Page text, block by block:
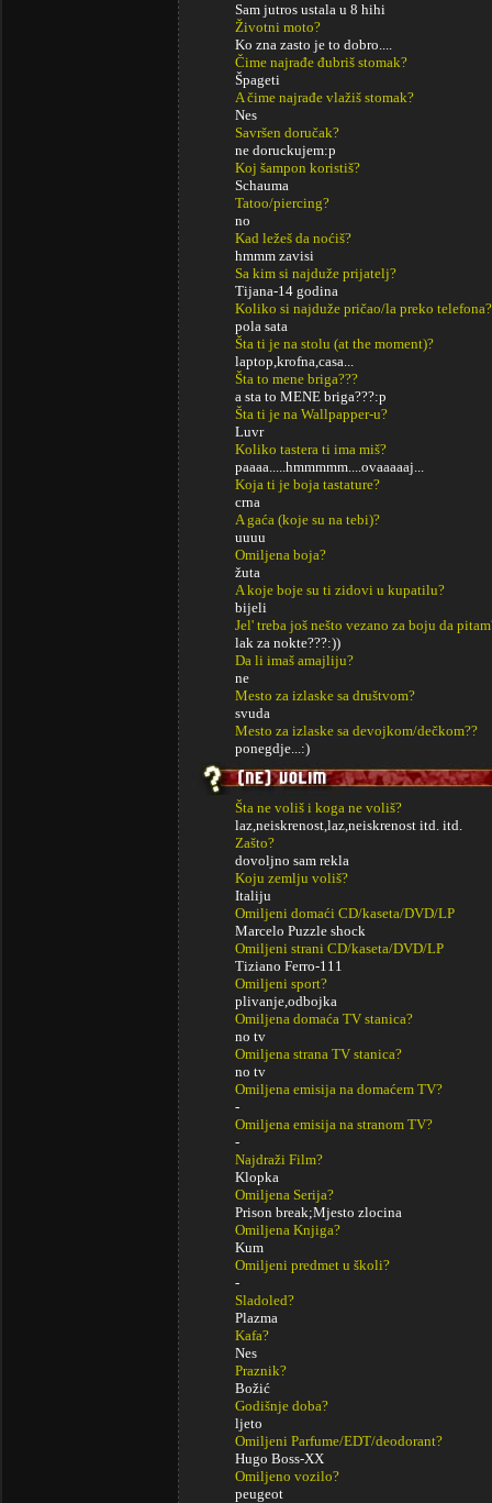
Sam jutros ustala u 8 hihi
Životni moto?
Ko zna zasto je to dobro....
Čime najrađe đubriš stomak?
Špageti
A čime najrađe vlažiš stomak?
Nes
Savršen doručak?
ne doruckujem:p
Koj šampon koristiš?
Schauma
Tatoo/piercing?
no
Kad ležeš da noćiš?
hmmm zavisi
Sa kim si najduže prijatelj?
Tijana-14 godina
Koliko si najduže pričao/la preko telefona?
pola sata
Šta ti je na stolu (at the moment)?
laptop,krofna,casa...
Šta to mene briga???
a sta to MENE briga???:p
Šta ti je na Wallpapper-u?
Luvr
Koliko tastera ti ima miš?
paaaa.....hmmmmm....ovaaaaaj...
Koja ti je boja tastature?
crna
A gaća (koje su na tebi)?
uuuu
Omiljena boja?
žuta
A koje boje su ti zidovi u kupatilu?
bijeli
Jel' treba još nešto vezano za boju da
lak za nokte???:))
Da li imaš amajliju?
ne
Mesto za izlaske sa društvom?
svuda
Mesto za izlaske sa devojkom/dečkom??
ponegdje...:)
Šta ne voliš i koga ne voliš?
laz,neiskrenost,laz,neiskrenost itd. itd.
Zašto?
dovoljno sam rekla
Koju zemlju voliš?
Italiju
Omiljeni domaći CD/kaseta/DVD/LP
Marcelo Puzzle shock
Omiljeni strani CD/kaseta/DVD/LP
Tiziano Ferro-111
Omiljeni sport?
plivanje,odbojka
Omiljena domaća TV stanica?
no tv
Omiljena strana TV stanica?
no tv
Omiljena emisija na domaćem TV?
-
Omiljena emisija na stranom TV?
-
Najdraži Film?
Klopka
Omiljena Serija?
Prison break;Mjesto zlocina
Omiljena Knjiga?
Kum
Omiljeni predmet u školi?
-
Sladoled?
Plazma
Kafa?
Nes
Praznik?
Božić
Godišnje doba?
ljeto
Omiljeni Parfume/EDT/deodorant?
Hugo Boss-XX
Omiljeno vozilo?
peugeot